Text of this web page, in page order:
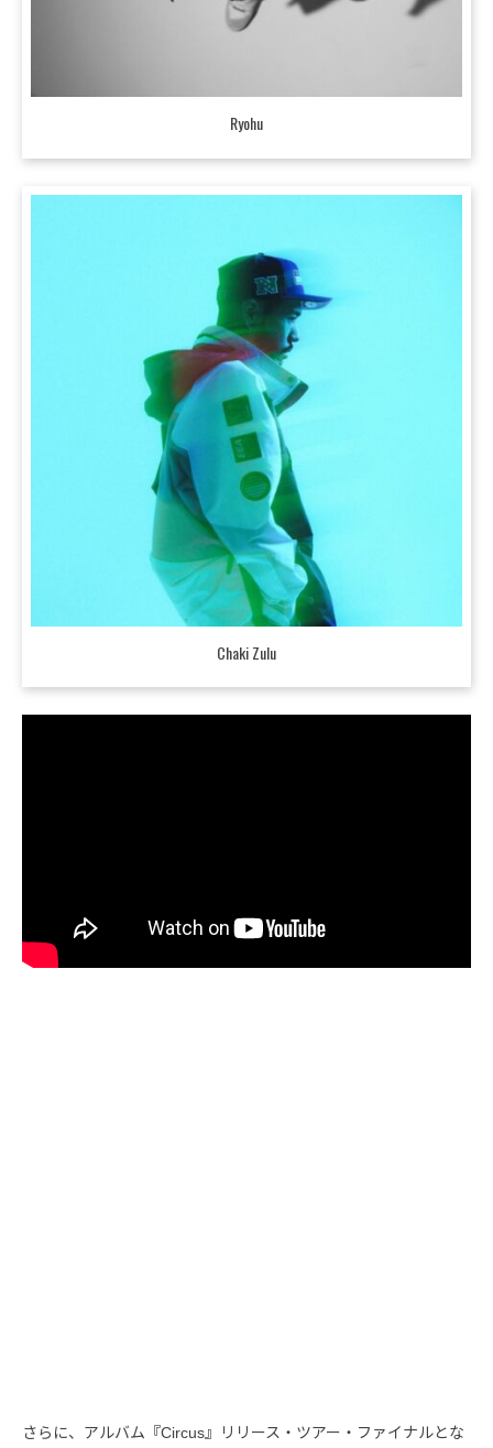
Ryohu
Chaki Zulu
さらに、アルバム『Circus』リリース・ツアー・ファイナルとな